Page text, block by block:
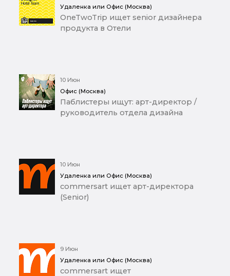
Удаленка или Офис (Москва)
OneTwoTrip ищет senior дизайнера
продукта в Отели
10 Июн
Офис (Москва)
Паблистеры ищут: арт-директор /
руководитель отдела дизайна
10 Июн
Удаленка или Офис (Москва)
commersart ищет арт-директора
(Senior)
9 Июн
Удаленка или Офис (Москва)
commersart ищет